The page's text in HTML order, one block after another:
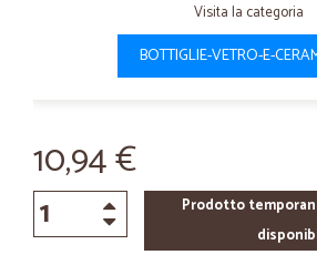
Visita la categoria
BOTTIGLIE-VETRO-E-
10,94 €
Prodotto